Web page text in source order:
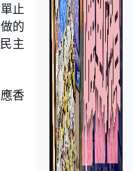
止
的
主
香